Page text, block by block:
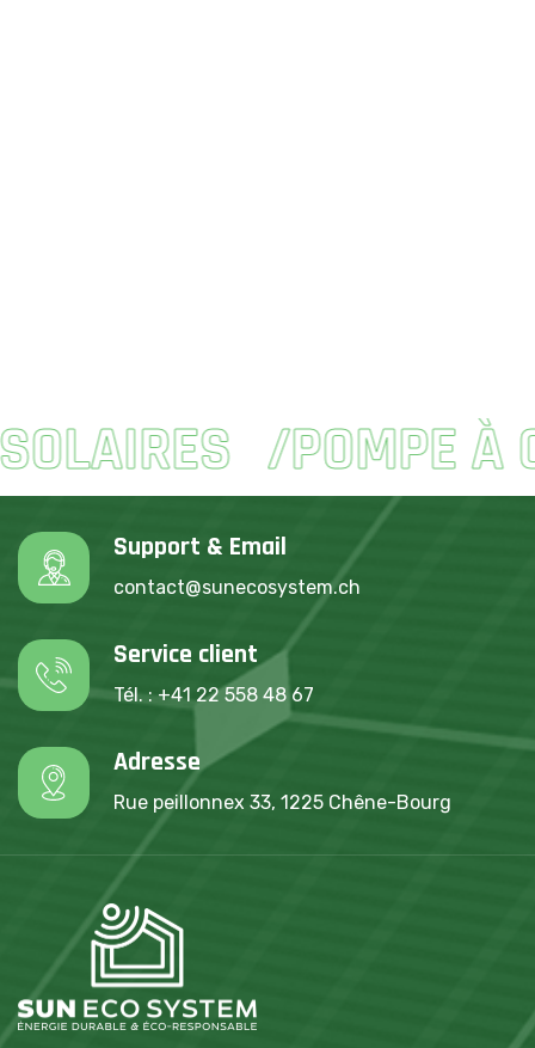
POMPE À
Support & Email
contact@sunecosystem.ch
Service client
Tél. : +41 22 558 48 67
Adresse
Rue peillonnex 33, 1225 Chêne-Bourg